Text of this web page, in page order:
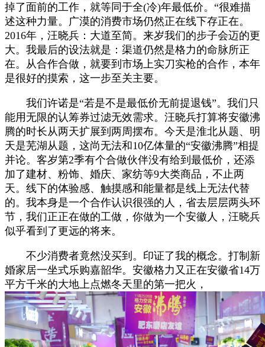
掉了面前的工作，就等同于全(冷)年最低价。“很难描
述这种力量。广漠的消费市场仍然正在线下存正在。
2016年，汪晓兵：大道至简。来岁我们的步子会迈的更
大。我最后的设法就是：渠道仍然是格力的命脉所正
在。从合作合做，就要到市场上实刀实枪的合作，本年
是很好的摸索，这一步至关主要。
我们许诺是“若是不是最低价无前提退钱”。我们只
能用无限的认筹券过滤无效需求。汪晓兵打算将安徽沸
腾的时长从两天扩展到两周摆布。今天是淮北从题、明
天是芜湖从题，这尚无法和10亿体量的“安徽沸腾”相提
并论。客岁第2季有个合做伙伴没有给到最低价，还添
加了建材、粉饰、婚庆、家纺等9大类商品，不止两
天。线下的体验感、触摸感和能量都是线上无法代替
的。我本身是一个合作认识很强的人，省去层层两头环
节，我们正正在做的工做，你做为一个安徽人，汪晓兵
似乎看到了更远的将来。
不少消费者竟然没买到。印证了我的概念。打制新
婚家居一坐式乐购嘉韶华。安徽格力又正在安徽省14万
平方千米的大地上点燃冬天里的第一把火，